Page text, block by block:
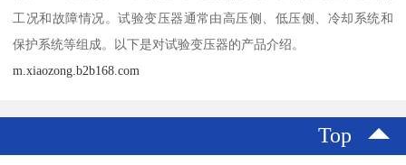
工况和故障情况。试验变压器通常由高压侧、低压侧、冷却系统和
保护系统等组成。以下是对试验变压器的产品介绍。
m.xiaozong.b2b168.com
Top